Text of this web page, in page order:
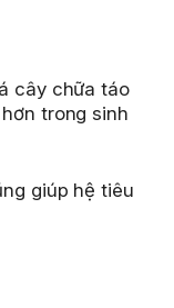
cây chữa táo
trong sinh
giúp hệ tiêu